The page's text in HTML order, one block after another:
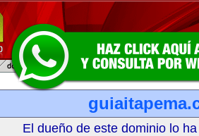
El dueño de este dominio lo